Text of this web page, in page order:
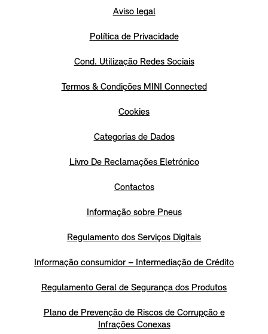
Aviso legal
Política de Privacidade
Cond. Utilização Redes Sociais
Termos & Condições MINI Connected
Cookies
Categorias de Dados
Livro De Reclamações Eletrónico
Contactos
Informação sobre Pneus
Regulamento dos Serviços Digitais
Informação consumidor – Intermediação de Crédito
Regulamento Geral de Segurança dos Produtos
Plano de Prevenção de Riscos de Corrupção e
Infrações Conexas